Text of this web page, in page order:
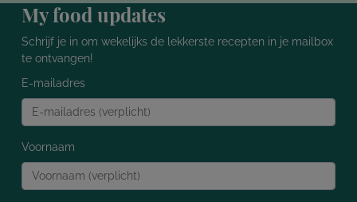
My food updates
Schrijf je in om wekelijks de lekkerste recepten in je mailbox
te ontvangen!
E-mailadres
Voornaam